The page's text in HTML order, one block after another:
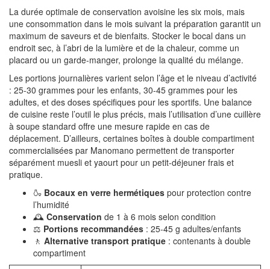
La durée optimale de conservation avoisine les six mois, mais
une consommation dans le mois suivant la préparation garantit un
maximum de saveurs et de bienfaits. Stocker le bocal dans un
endroit sec, à l’abri de la lumière et de la chaleur, comme un
placard ou un garde-manger, prolonge la qualité du mélange.
Les portions journalières varient selon l’âge et le niveau d’activité
: 25-30 grammes pour les enfants, 30-45 grammes pour les
adultes, et des doses spécifiques pour les sportifs. Une balance
de cuisine reste l’outil le plus précis, mais l’utilisation d’une cuillère
à soupe standard offre une mesure rapide en cas de
déplacement. D’ailleurs, certaines boîtes à double compartiment
commercialisées par Manomano permettent de transporter
séparément muesli et yaourt pour un petit-déjeuner frais et
pratique.
🍶 Bocaux en verre hermétiques pour protection contre
l’humidité
🕰️ Conservation de 1 à 6 mois selon condition
⚖️ Portions recommandées : 25-45 g adultes/enfants
🚶 Alternative transport pratique : contenants à double
compartiment